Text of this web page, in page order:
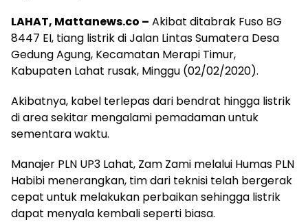
LAHAT, Mattanews.co – Akibat ditabrak Fuso BG
8447 EI, tiang listrik di Jalan Lintas Sumatera Desa
Gedung Agung, Kecamatan Merapi Timur,
Kabupaten Lahat rusak, Minggu (02/02/2020).
Akibatnya, kabel terlepas dari bendrat hingga listrik
di area sekitar mengalami pemadaman untuk
sementara waktu.
Manajer PLN UP3 Lahat, Zam Zami melalui Humas PLN
Habibi menerangkan, tim dari teknisi telah bergerak
cepat untuk melakukan perbaikan sehingga listrik
dapat menyala kembali seperti biasa.